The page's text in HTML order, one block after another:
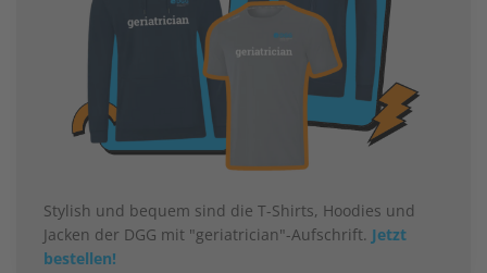
Stylish und bequem sind die T-Shirts, Hoodies und
Jacken der DGG mit "geriatrician"-Aufschrift. Jetzt
bestellen!